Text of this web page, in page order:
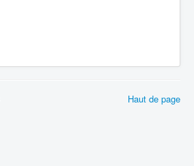
Haut de page